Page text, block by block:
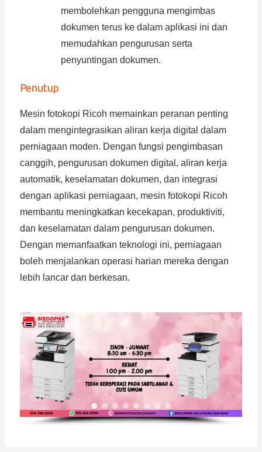
membolehkan pengguna mengimbas
dokumen terus ke dalam aplikasi ini dan
memudahkan pengurusan serta
penyuntingan dokumen.
Penutup
Mesin fotokopi Ricoh memainkan peranan penting
dalam mengintegrasikan aliran kerja digital dalam
perniagaan moden. Dengan fungsi pengimbasan
canggih, pengurusan dokumen digital, aliran kerja
automatik, keselamatan dokumen, dan integrasi
dengan aplikasi perniagaan, mesin fotokopi Ricoh
membantu meningkatkan kecekapan, produktiviti,
dan keselamatan dalam pengurusan dokumen.
Dengan memanfaatkan teknologi ini, perniagaan
boleh menjalankan operasi harian mereka dengan
lebih lancar dan berkesan.